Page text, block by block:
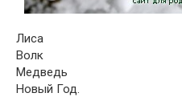
Лиса
Волк
Медведь
Новый Год.